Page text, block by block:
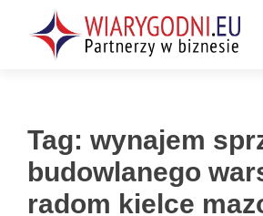
Tag: wynajem
budowlanego
radom kielce